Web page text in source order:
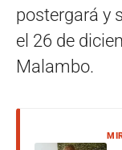
postergará y
el 26 de
Malambo.